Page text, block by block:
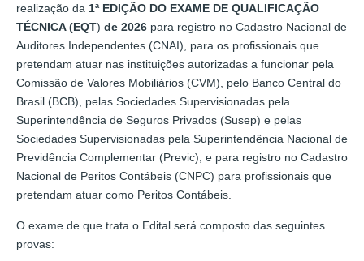
realização da 1ª EDIÇÃO DO EXAME DE QUALIFICAÇÃO
TÉCNICA (EQT) de 2026 para registro no Cadastro Nacional de
Auditores Independentes (CNAI), para os profissionais que
pretendam atuar nas instituições autorizadas a funcionar pela
Comissão de Valores Mobiliários (CVM), pelo Banco Central do
Brasil (BCB), pelas Sociedades Supervisionadas pela
Superintendência de Seguros Privados (Susep) e pelas
Sociedades Supervisionadas pela Superintendência Nacional de
Previdência Complementar (Previc); e para registro no Cadastro
Nacional de Peritos Contábeis (CNPC) para profissionais que
pretendam atuar como Peritos Contábeis.
O exame de que trata o Edital será composto das seguintes
provas: